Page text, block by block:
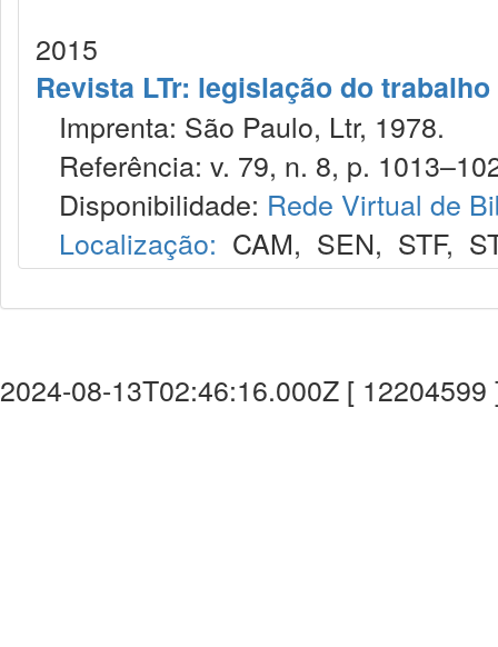
2015
Revista LTr: legislação do trabalho
Imprenta: São Paulo, Ltr, 1978.
Referência: v. 79, n. 8, p.
Disponibilidade: Rede Virtual de
Localização: CAM, SEN, STF,
2024-08-13T02:46:16.000Z [ 12204599